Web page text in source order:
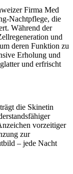
Firma Med
Nachtpflege, die
Während der
und
deren Funktion zu
Erholung und
und erfrischt
die Skinetin
vorzeitiger
zur
– jede Nacht